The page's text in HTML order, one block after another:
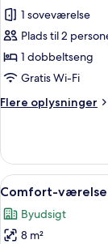
Comfort-
1 soveværelse
Plads til 2
1 dobbeltseng
Gratis Wi-Fi
Flere oplysninger
Flere
dobbeltværelse
Indlæs
alle
billeder
af
3
Comfort-værelse
Byudsigt
8 m²